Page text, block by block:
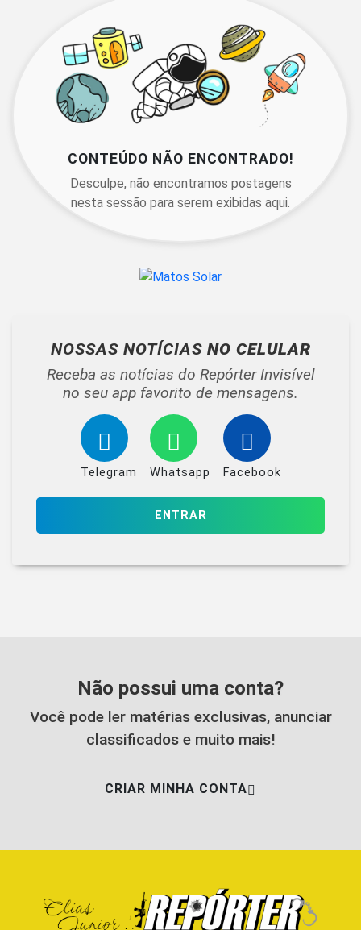
CONTEÚDO NÃO ENCONTRADO!
Desculpe, não encontramos postagens
nesta sessão para serem exibidas aqui.
NOSSAS NOTÍCIAS NO CELULAR
Receba as notícias do Repórter Invisível
no seu app favorito de mensagens.
Telegram Whatsapp Facebook
ENTRAR
Não possui uma conta?
Você pode ler matérias exclusivas, anunciar
classificados e muito mais!
CRIAR MINHA CONTA